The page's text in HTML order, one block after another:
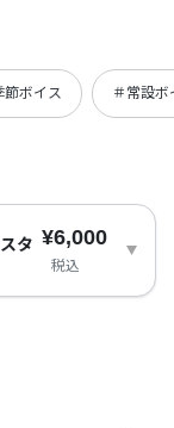
節ボイス ＃常設ボ
タ ¥6,000
税込